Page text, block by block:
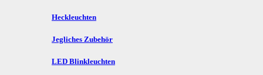
Heckleuchten
Jegliches Zubehör
LED Blinkleuchten